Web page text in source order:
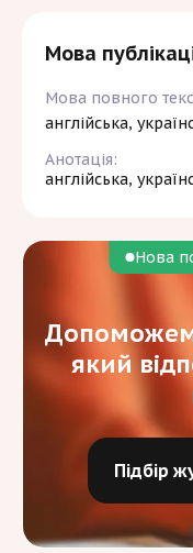
Мова
Мова повного
англійська,
Анотація:
англійська,
Нова
який
Підбір